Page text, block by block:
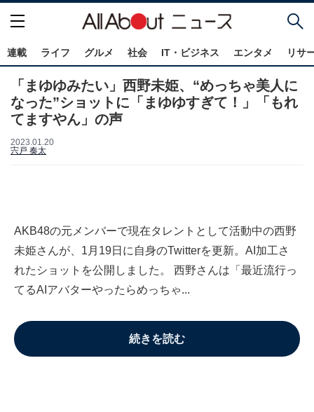
連載 ライフ グルメ 社会 IT・ビジネス エンタメ リサ
「まゆゆみたい」西野未姫、“めっちゃ美人に
なった”ショットに「まゆゆすぎて！」「もれ
てますやん」の声
2023.01.20
宍戸 奏太
AKB48の元メンバーで現在タレントとして活動中の西野
未姫さんが、1月19日に自身のTwitterを更新。AI加工さ
れたショットを公開しました。 西野さんは「最近流行っ
てるAIアバターやったらめっちゃ...
続きを読む